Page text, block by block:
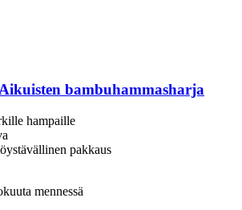
bambuhammasharja
hampaille
pakkaus
mennessä